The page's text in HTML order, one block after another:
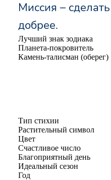
Миссия –
добрее.
Лучший знак зодиака
Планета-покровитель
Камень-талисман (оберег)
Тип стихии
Растительный символ
Цвет
Счастливое число
Благоприятный день
Идеальный сезон
Год